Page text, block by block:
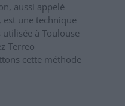
aussi appelé
une technique
à Toulouse
Terreo
cette méthode